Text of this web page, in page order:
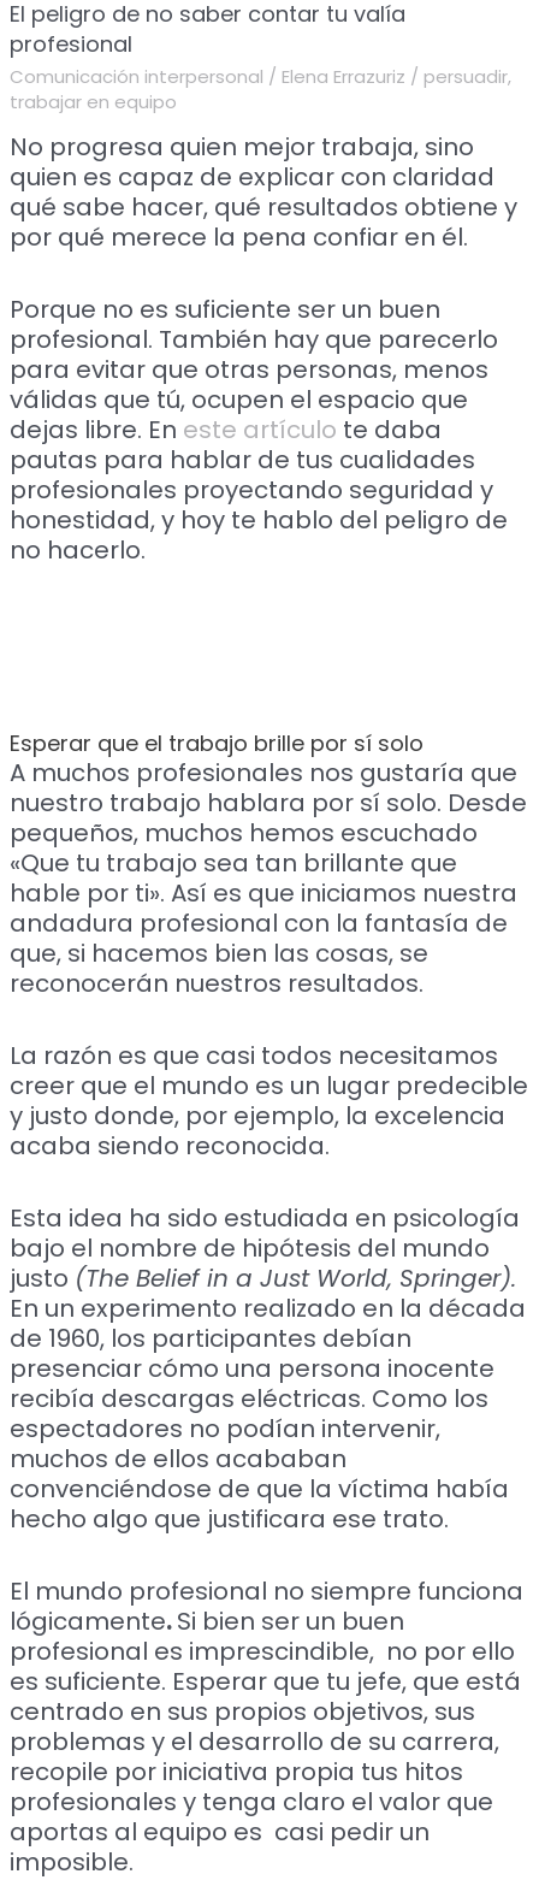
El peligro de no saber contar tu valía
profesional
Comunicación interpersonal / Elena Errazuriz / persuadir,
trabajar en equipo
No progresa quien mejor trabaja, sino
quien es capaz de explicar con claridad
qué sabe hacer, qué resultados obtiene y
por qué merece la pena confiar en él.
Porque no es suficiente ser un buen
profesional. También hay que parecerlo
para evitar que otras personas, menos
válidas que tú, ocupen el espacio que
dejas libre. En este artículo te daba
pautas para hablar de tus cualidades
profesionales proyectando seguridad y
honestidad, y hoy te hablo del peligro de
no hacerlo.
Esperar que el trabajo brille por sí solo
A muchos profesionales nos gustaría que
nuestro trabajo hablara por sí solo. Desde
pequeños, muchos hemos escuchado
«Que tu trabajo sea tan brillante que
hable por ti». Así es que iniciamos nuestra
andadura profesional con la fantasía de
que, si hacemos bien las cosas, se
reconocerán nuestros resultados.
La razón es que casi todos necesitamos
creer que el mundo es un lugar predecible
y justo donde, por ejemplo, la excelencia
acaba siendo reconocida.
Esta idea ha sido estudiada en psicología
bajo el nombre de hipótesis del mundo
justo (The Belief in a Just World, Springer).
En un experimento realizado en la década
de 1960, los participantes debían
presenciar cómo una persona inocente
recibía descargas eléctricas. Como los
espectadores no podían intervenir,
muchos de ellos acababan
convenciéndose de que la víctima había
hecho algo que justificara ese trato.
El mundo profesional no siempre funciona
lógicamente.Si bien ser un buen
profesional es imprescindible, no por ello
es suficiente. Esperar que tu jefe, que está
centrado en sus propios objetivos, sus
problemas y el desarrollo de su carrera,
recopile por iniciativa propia tus hitos
profesionales y tenga claro el valor que
aportas al equipo es casi pedir un
imposible.